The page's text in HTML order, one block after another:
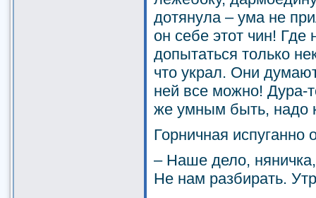
дотянула – ума не
он себе этот чин! Где
допытаться только
что украл. Они
ней все можно! Дура-
же умным быть, надо
Горничная испуганно
– Наше дело,
Не нам разбирать.